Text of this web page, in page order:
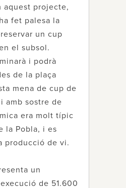
aquest projecte,
fet palesa la
un cup
el subsol.
i podrà
de la plaça
mena de cup de
amb sostre de
era molt típic
la Pobla, i es
producció de vi.
un
de 51.600